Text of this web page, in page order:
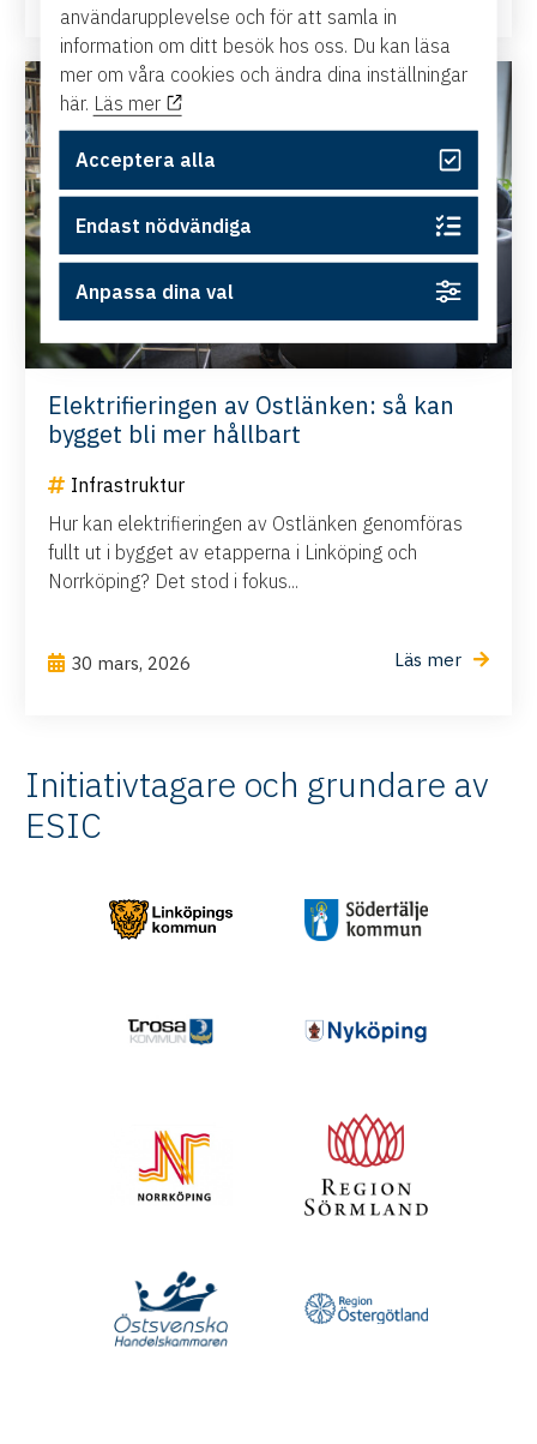
NYHET
Elektrifieringen av Ostlänken: så kan
bygget bli mer hållbart
Infrastruktur
Hur kan elektrifieringen av Ostlänken genomföras
fullt ut i bygget av etapperna i Linköping och
Norrköping? Det stod i fokus...
30 mars, 2026 Läs mer
Initiativtagare och grundare av
ESIC
användarupplevelse och för att samla in
information om ditt besök hos oss. Du kan läsa
mer om våra cookies och ändra dina inställningar
här. Läs mer
Acceptera alla
Endast nödvändiga
Anpassa dina val